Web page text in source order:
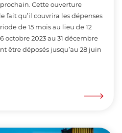
Cette ouverture
fait qu’il couvrira les dépenses
de 15 mois au lieu de 12
octobre 2023 au 31 décembre
être déposés jusqu’au 28 juin